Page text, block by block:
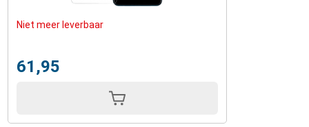
Niet meer leverbaar
61,95